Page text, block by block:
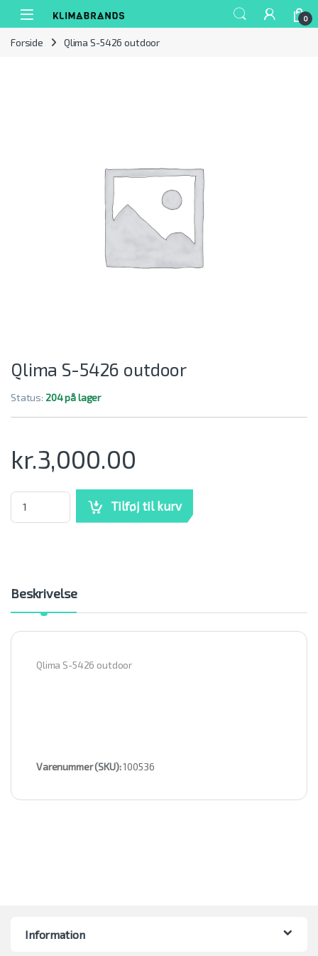
Spring til navigation
Gå til indhold
0
Forside Qlima S-5426 outdoor
Qlima S-5426 outdoor
Status: 204 på lager
kr.3,000.00
Qlima S-5426 outdoor mængde
Tilføj til kurv
Beskrivelse
Qlima S-5426 outdoor
Varenummer (SKU):100536
Information